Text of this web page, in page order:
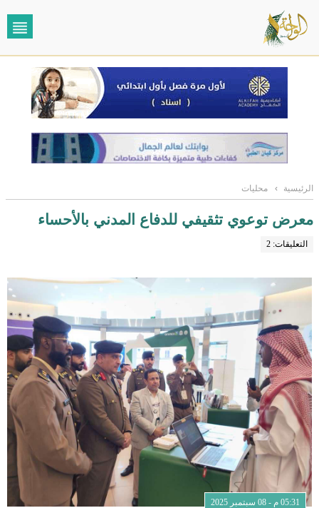
الرئيسية › محليات
معرض توعوي تثقيفي للدفاع المدني بالأحساء
التعليقات: 2
05:31 م - 08 سبتمبر 2025